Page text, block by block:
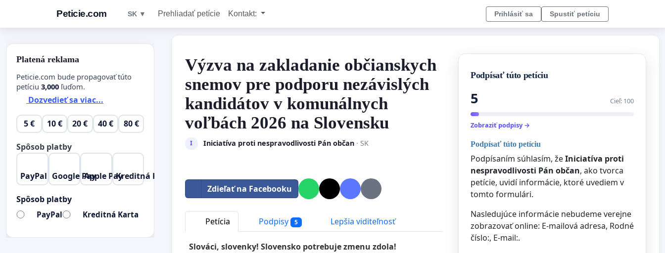
Peticie.com SK ▼ Prehliadať petície Kontakt: Prihlásiť sa Spustiť petíciu
Výzva na zakladanie občianskych
snemov pre podporu nezávislých
kandidátov v komunálnych
voľbách 2026 na Slovensku
I Iniciatíva proti nespravodlivosti Pán občan· SK
Zdieľať na Facebooku
Petícia Podpisy 5 Lepšia viditeľnosť
Slováci, slovenky! Slovensko potrebuje zmenu zdola!
Podpísať túto petíciu
5 Cieľ: 100
Zobraziť podpisy →
Podpísať túto petíciu
Podpísaním súhlasím, žeIniciatíva proti
nespravodlivosti Pán občan, ako tvorca
petície, uvidí informácie, ktoré uvediem v
tomto formulári.
Nasledujúce informácie nebudeme verejne
zobrazovať online: E-mailová adresa, Rodné
číslo:, E-mail:.
Platená reklama
Peticie.com bude propagovať túto
petíciu 3,000 ľuďom.
Dozvedieť sa viac...
5 € 10 € 20 € 40 € 80 €
Spôsob platby
PayPal Google PayApple PayKreditná Karta
Spôsob platby
PayPal Kreditná Karta